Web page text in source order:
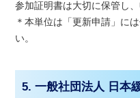
参加証明書は大切に保管し
＊本単位は「更新申請」に
い。
5. 一般社団法人 日本